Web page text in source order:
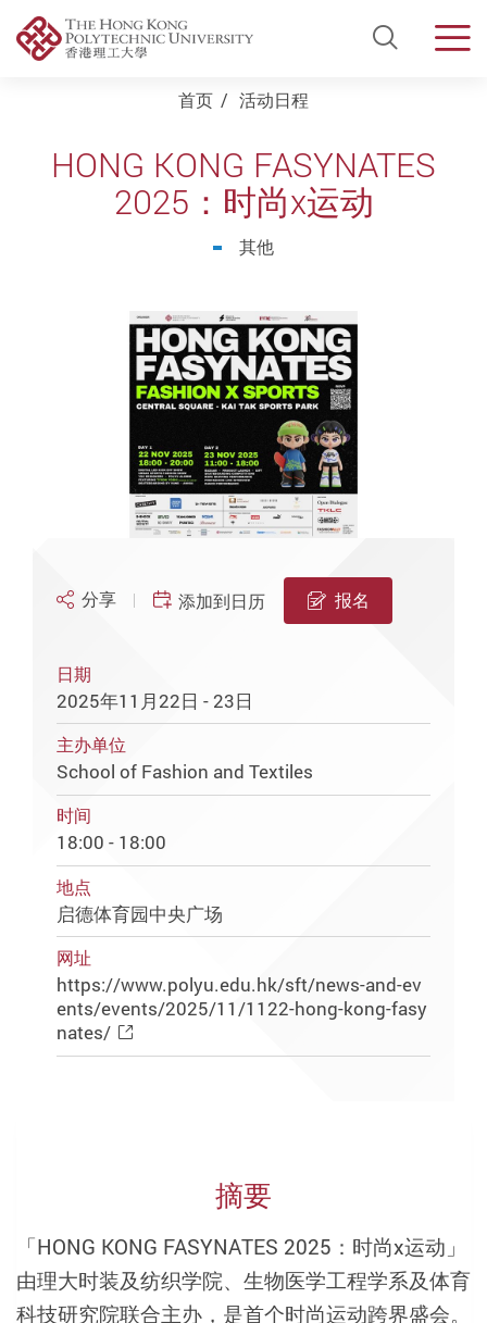
Open
首页 活动日程
HONG KONG FASYNATES
2025：时尚x运动
其他
分享 添加到日历 报名
日期
2025年11月22日 - 23日
主办单位
School of Fashion and Textiles
时间
18:00 - 18:00
地点
启德体育园中央广场
网址
https://www.polyu.edu.hk/sft/news-and-ev
ents/events/2025/11/1122-hong-kong-fasy
nates/
摘要
「HONG KONG FASYNATES 2025：时尚x运动」
由理大时装及纺织学院、生物医学工程学系及体育
科技研究院联合主办，是首个时尚运动跨界盛会。